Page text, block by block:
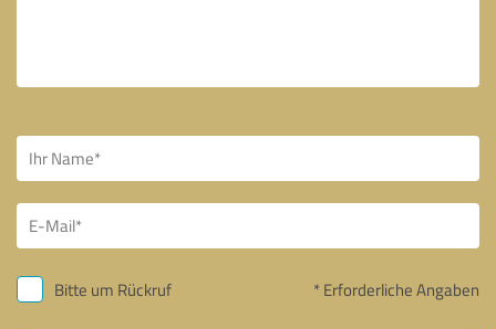
Bitte um Rückruf * Erforderliche Angaben